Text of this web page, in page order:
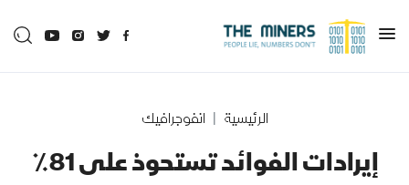
الرئيسية انفوجرافيك
إيرادات الفوائد تستحوذ على 81٪